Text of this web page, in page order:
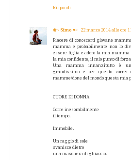
Rispondi
❀~ Simo ♥~ 22 marzo 2014 alle ore
Piacere di conoscerti giovane
mamma e probabilmente non lo
essere figlia e adoro la mia mamma
la mia confidente, il mio punto di
Una mamma innanzitutto è
grandissimo e per questo
mamme/done del mondo questa mia
CUORE DI DONNA
Corre inesorabilmente
il tempo.
Immobile.
Un raggio di sole
svanisce dietro
una maschera di ghiaccio.